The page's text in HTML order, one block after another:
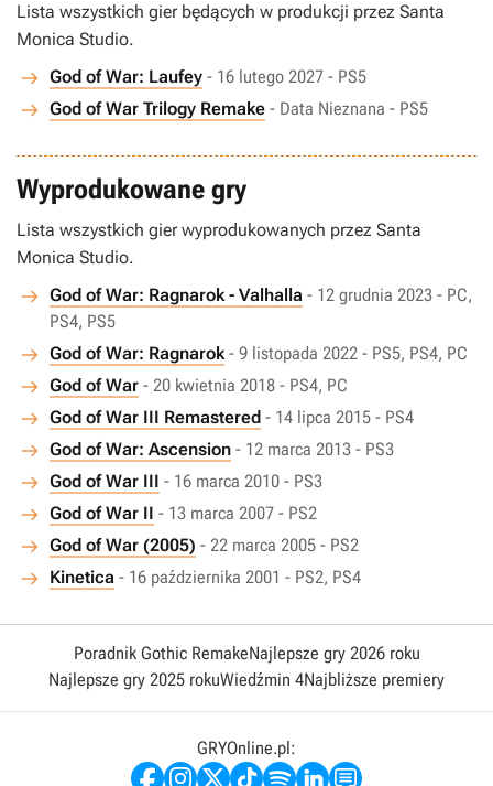
Lista wszystkich gier będących w produkcji przez Santa
Monica Studio.
God of War: Laufey - 16 lutego 2027 - PS5
God of War Trilogy Remake - Data Nieznana - PS5
Wyprodukowane gry
Lista wszystkich gier wyprodukowanych przez Santa
Monica Studio.
God of War: Ragnarok - Valhalla - 12 grudnia 2023 - PC,
PS4, PS5
God of War: Ragnarok - 9 listopada 2022 - PS5, PS4, PC
God of War - 20 kwietnia 2018 - PS4, PC
God of War III Remastered - 14 lipca 2015 - PS4
God of War: Ascension - 12 marca 2013 - PS3
God of War III - 16 marca 2010 - PS3
God of War II - 13 marca 2007 - PS2
God of War (2005) - 22 marca 2005 - PS2
Kinetica - 16 października 2001 - PS2, PS4
Poradnik Gothic RemakeNajlepsze gry 2026 roku
Najlepsze gry 2025 rokuWiedźmin 4Najbliższe premiery
GRYOnline.pl: